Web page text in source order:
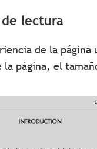
lectura
de la
página, el